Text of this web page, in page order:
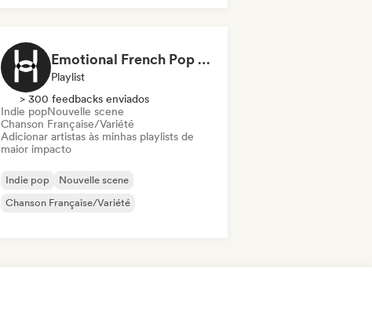
Emotional French Pop - pour un moment tranquille
Playlist
> 300 feedbacks enviados
Indie popNouvelle scene
Chanson Française/Variété
Adicionar artistas às minhas playlists de
maior impacto
Indie pop
Nouvelle scene
Chanson Française/Variété